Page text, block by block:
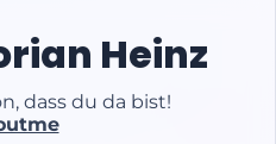
Heinz
dass du da bist!